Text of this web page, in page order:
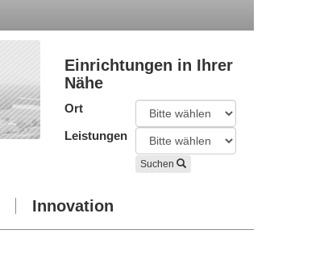
Einrichtungen in Ihrer
Nähe
Ort
Leistungen
Suchen
Innovation